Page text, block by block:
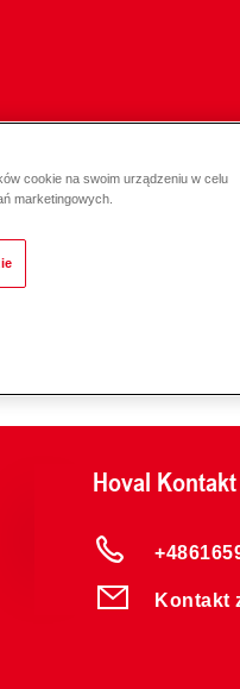
za energię i
Hoval Kontakt
Kontakt
cookie na swoim urządzeniu w celu
marketingowych.